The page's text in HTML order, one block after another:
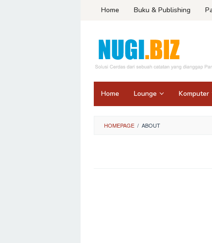
Home Buku & Publishing
Home Lounge Komputer
HOMEPAGE / ABOUT